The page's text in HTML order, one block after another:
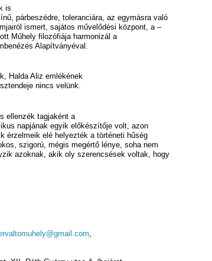
is
párbeszédre, toleranciára, az egymásra való
ismert, sajátos művelődési központ, a –
Műhely filozófiája harmonizál a
Alapítványéval.
Halda Aliz emlékének
nincs velünk.
ellenzék tagjaként a
napjának egyik előkészítője volt, azon
érzelmeik elé helyezték a történeti hűség
szigorú, mégis megértő lénye, soha nem
azoknak, akik oly szerencsések voltak, hogy
,